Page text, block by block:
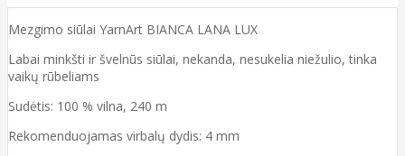
Mezgimo siūlai YarnArt BIANCA LANA LUX
Labai minkšti ir švelnūs siūlai, nekanda, nesukelia niežulio, tinka
vaikų rūbeliams
Sudėtis: 100 % vilna, 240 m
Rekomenduojamas virbalų dydis: 4 mm